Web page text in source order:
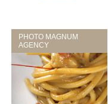
PHOTO MAGNUM
AGENCY